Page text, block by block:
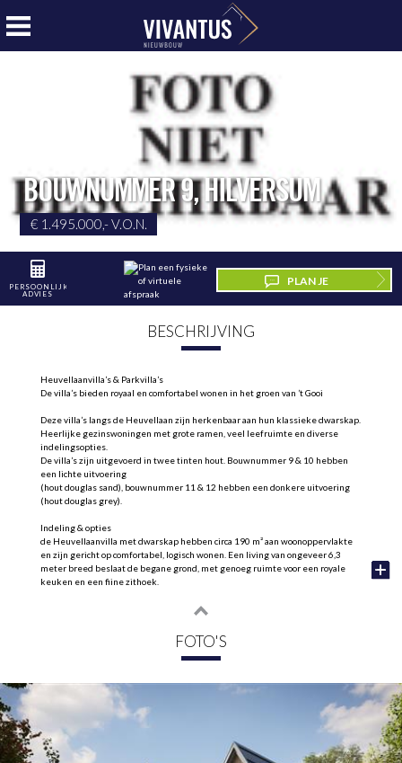
PERSOONLIJK
ADVIES
PLAN JE
BOUWNUMMER 9,HILVERSUM
€ 1.495.000,- V.O.N.
BESCHRIJVING
Heuvellaanvilla’s & Parkvilla’s
De villa’s bieden royaal en comfortabel wonen in het groen van ’t Gooi
Deze villa’s langs de Heuvellaan zijn herkenbaar aan hun klassieke dwarskap.
Heerlijke gezinswoningen met grote ramen, veel leefruimte en diverse
indelingsopties.
De villa’s zijn uitgevoerd in twee tinten hout. Bouwnummer 9 & 10 hebben
een lichte uitvoering
(hout douglas sand), bouwnummer 11 & 12 hebben een donkere uitvoering
(hout douglas grey).
Indeling & opties
de Heuvellaanvilla met dwarskap hebben circa 190 m² aan woonoppervlakte
en zijn gericht op comfortabel, logisch wonen. Een living van ongeveer 6,3
meter breed beslaat de begane grond, met genoeg ruimte voor een royale
keuken en een fijne zithoek.
Op de eerste verdieping heb je de keuze tussen een indeling met drie ruime
slaapkamers en een compacte badkamer. De tweede verdieping vul je zelf in,
met een werkplek, een extra kamer of hobbyruimte. Zo sluit de woning straks
perfect aan bij jouw manier van leven.
Heb je eenmaal zo’n mooie villa in Park Heuvellaan bemachtigd, dan wil je
natuurlijk dat alles klopt. Met diverse indelingsopties stem je de nieuwe
woning helemaal af op jouw woonwensen. Zo benut je elke vierkante meter
optimaal en creëer je een plek waar jij je gelijk thuis voelt.
Natuurlijke uitstraling
FOTO'S